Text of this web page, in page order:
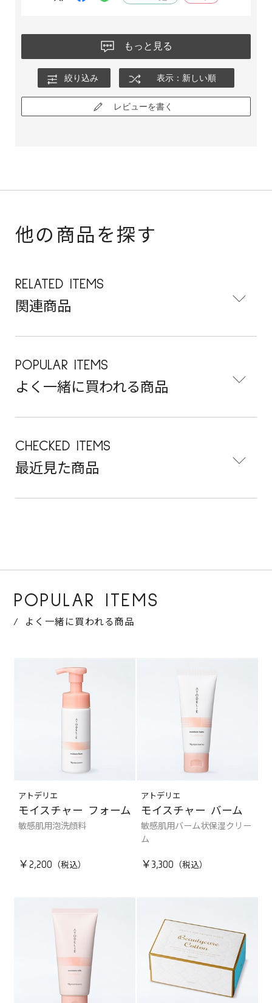
もっと見る
絞り込み 表示：新しい順
レビューを書く
他の商品を探す
RELATED ITEMS
関連商品
POPULAR ITEMS
よく一緒に買われる商品
CHECKED ITEMS
最近見た商品
POPULAR ITEMS
よく一緒に買われる商品
アトデリエ
モイスチャー フォーム
敏感肌用泡洗顔料
￥2,200
アトデリエ
モイスチャー バーム
敏感肌用バーム状保湿クリー
ム
￥3,300